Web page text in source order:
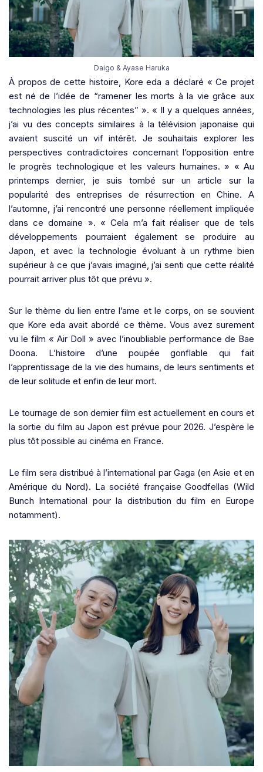
Daigo & Ayase Haruka
À propos de cette histoire, Kore eda a déclaré « Ce projet
est né de l’idée de “ramener les morts à la vie grâce aux
technologies les plus récentes” ». « Il y a quelques années,
j’ai vu des concepts similaires à la télévision japonaise qui
avaient suscité un vif intérêt. Je souhaitais explorer les
perspectives contradictoires concernant l’opposition entre
le progrès technologique et les valeurs humaines. » « Au
printemps dernier, je suis tombé sur un article sur la
popularité des entreprises de résurrection en Chine. A
l’automne, j’ai rencontré une personne réellement impliquée
dans ce domaine ». « Cela m’a fait réaliser que de tels
développements pourraient également se produire au
Japon, et avec la technologie évoluant à un rythme bien
supérieur à ce que j’avais imaginé, j’ai senti que cette réalité
pourrait arriver plus tôt que prévu ».
Sur le thème du lien entre l’ame et le corps, on se souvient
que Kore eda avait abordé ce thème. Vous avez surement
vu le film « Air Doll » avec l’inoubliable performance de Bae
Doona. L’histoire d’une poupée gonflable qui fait
l’apprentissage de la vie des humains, de leurs sentiments et
de leur solitude et enfin de leur mort.
Le tournage de son dernier film est actuellement en cours et
la sortie du film au Japon est prévue pour 2026. J’espère le
plus tôt possible au cinéma en France.
Le film sera distribué à l’international par Gaga (en Asie et en
Amérique du Nord). La société française Goodfellas (Wild
Bunch International pour la distribution du film en Europe
notamment).